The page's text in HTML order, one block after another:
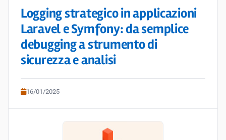
Logging strategico in applicazioni
Laravel e Symfony: da semplice
debugging a strumento di
sicurezza e analisi
16/01/2025